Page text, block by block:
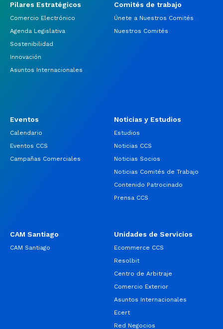
Pilares Estratégicos
Comercio Electrónico
Agenda Legislativa
Sostenibilidad
Innovación
Asuntos Internacionales
Comités de trabajo
Únete a Nuestros Comités
Nuestros Comités
Eventos
Calendario
Eventos CCS
Campañas Comerciales
Noticias y Estudios
Estudios
Noticias CCS
Noticias Socios
Noticias Comités de Trabajo
Contenido Patrocinado
Prensa CCS
CAM Santiago
CAM Santiago
Unidades de Servicios
Ecommerce CCS
Resolbit
Centro de Arbitraje
Comercio Exterior
Asuntos Internacionales
Ecert
Red Negocios